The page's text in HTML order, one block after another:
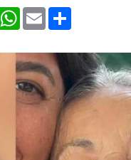
WhatsApp
Email